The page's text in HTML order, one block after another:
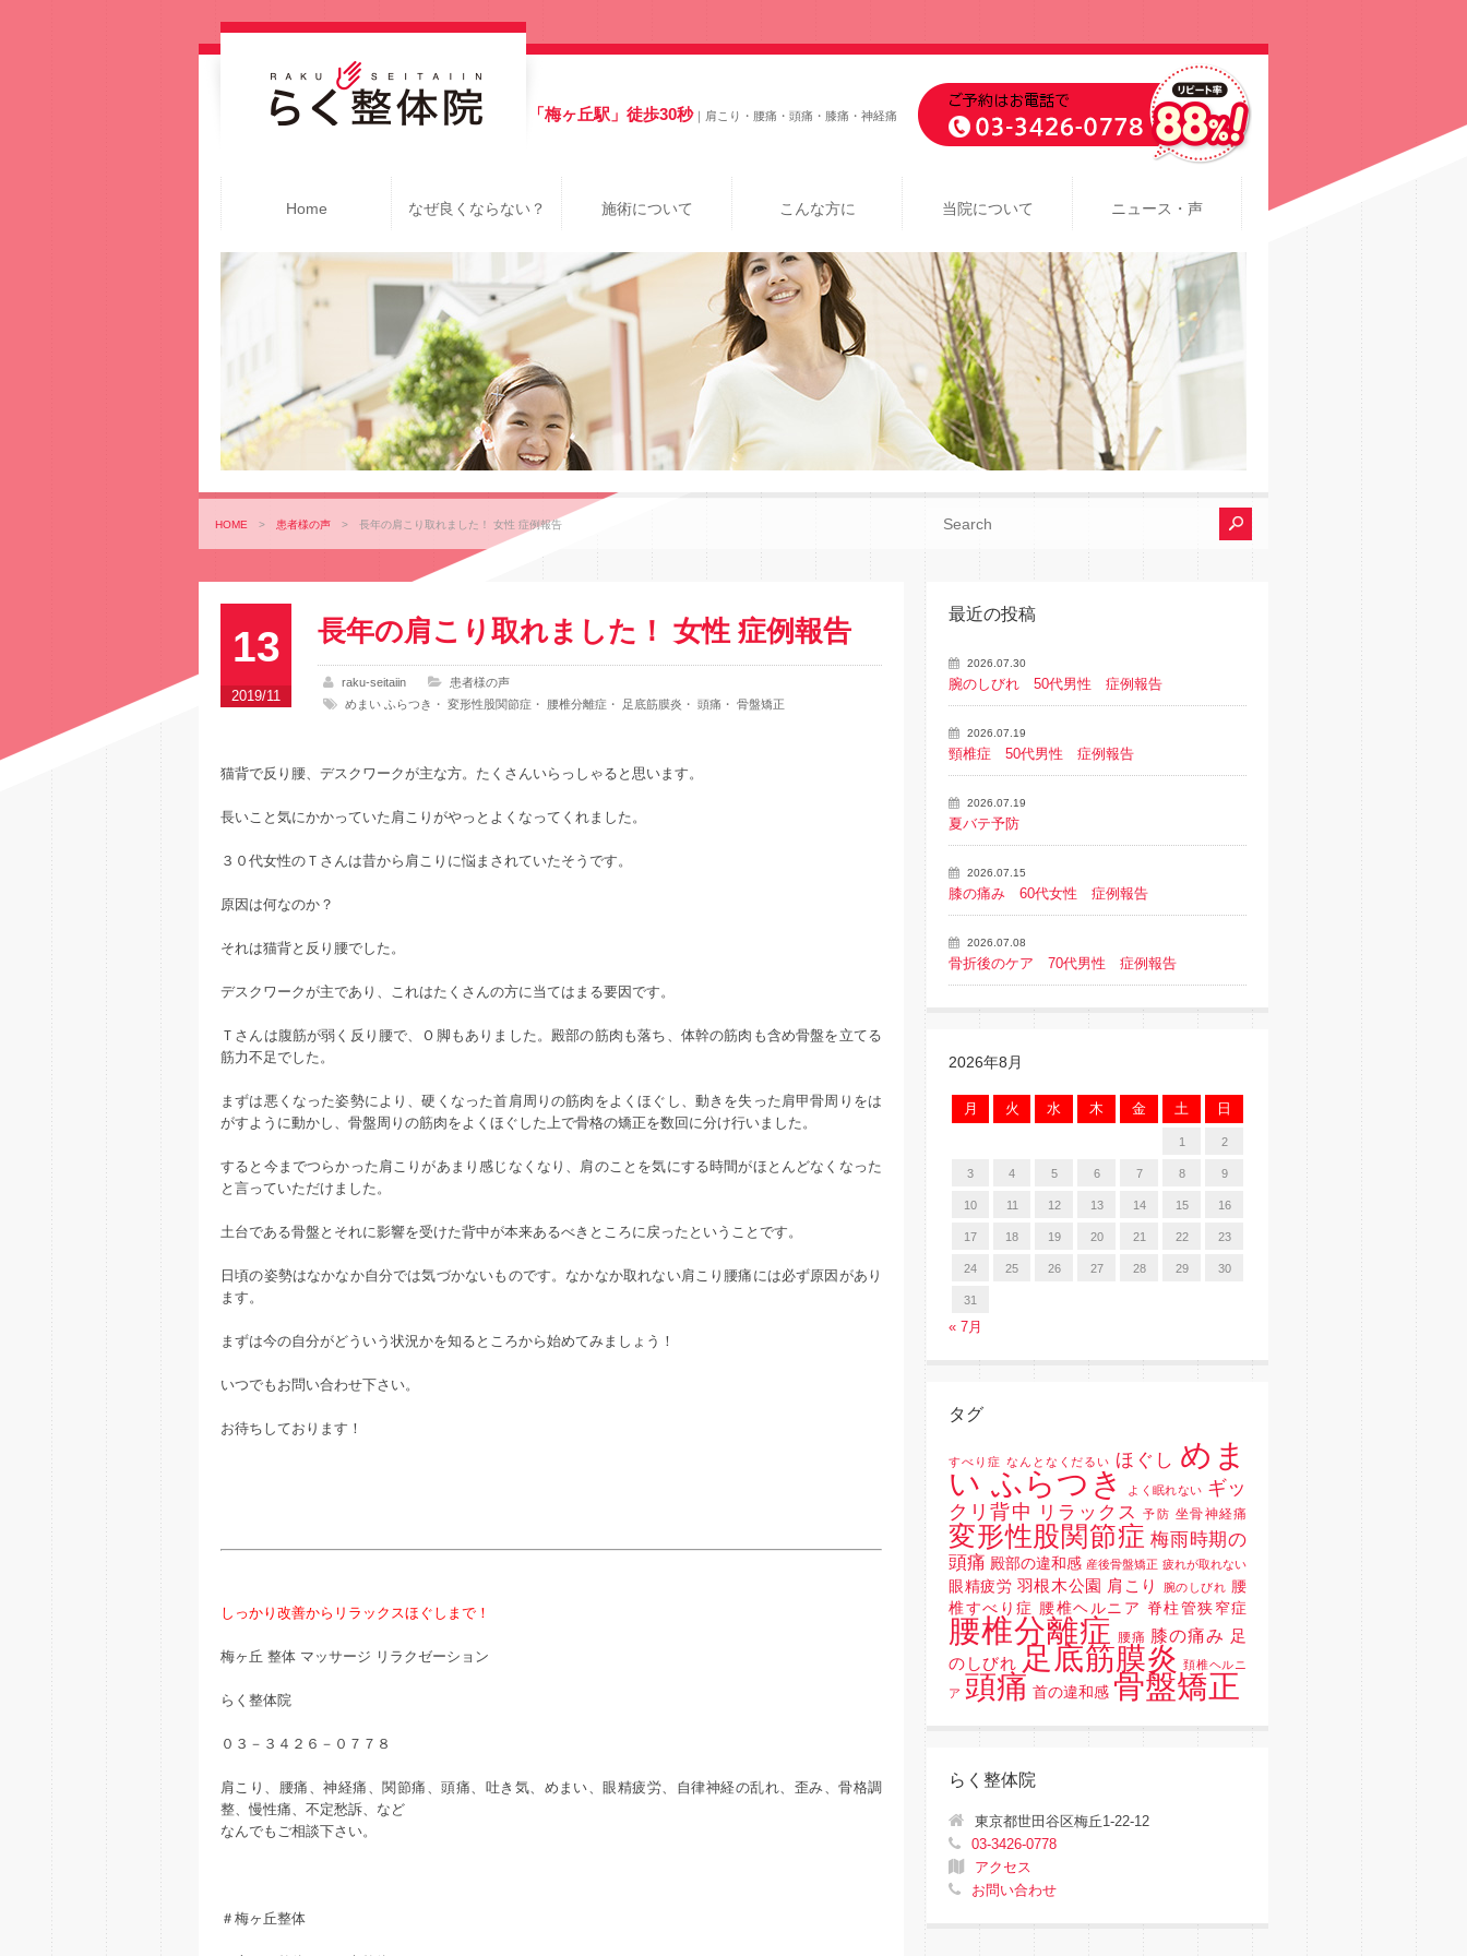
「梅ヶ丘駅」徒歩30秒｜肩こり・腰痛・頭痛・膝痛・神経痛
Home なぜ良くならない？ 施術について こんな方に 当院について ニュース・声
HOME > 患者様の声 > 長年の肩こり取れました！ 女性 症例報告
13
2019/11
長年の肩こり取れました！ 女性 症例報告
raku-seitaiin
患者様の声
めまい ふらつき ・ 変形性股関節症 ・ 腰椎分離症 ・ 足底筋膜炎 ・ 頭痛 ・ 骨盤矯正
猫背で反り腰、デスクワークが主な方。たくさんいらっしゃると思います。
長いこと気にかかっていた肩こりがやっとよくなってくれました。
３０代女性のＴさんは昔から肩こりに悩まされていたそうです。
原因は何なのか？
それは猫背と反り腰でした。
デスクワークが主であり、これはたくさんの方に当てはまる要因です。
Ｔさんは腹筋が弱く反り腰で、Ｏ脚もありました。殿部の筋肉も落ち、体幹の筋肉も含め骨盤を立てる
筋力不足でした。
まずは悪くなった姿勢により、硬くなった首肩周りの筋肉をよくほぐし、動きを失った肩甲骨周りをは
がすように動かし、骨盤周りの筋肉をよくほぐした上で骨格の矯正を数回に分け行いました。
すると今までつらかった肩こりがあまり感じなくなり、肩のことを気にする時間がほとんどなくなった
と言っていただけました。
土台である骨盤とそれに影響を受けた背中が本来あるべきところに戻ったということです。
日頃の姿勢はなかなか自分では気づかないものです。なかなか取れない肩こり腰痛には必ず原因があり
ます。
まずは今の自分がどういう状況かを知るところから始めてみましょう！
いつでもお問い合わせ下さい。
お待ちしております！
しっかり改善からリラックスほぐしまで！
梅ヶ丘 整体 マッサージ リラクゼーション
らく整体院
０３－３４２６－０７７８
肩こり、腰痛、神経痛、関節痛、頭痛、吐き気、めまい、眼精疲労、自律神経の乱れ、歪み、骨格調
整、慢性痛、不定愁訴、など
なんでもご相談下さい。
＃梅ヶ丘整体
最近の投稿
2026.07.30
腕のしびれ 50代男性 症例報告
2026.07.19
頸椎症 50代男性 症例報告
2026.07.19
夏バテ予防
2026.07.15
膝の痛み 60代女性 症例報告
2026.07.08
骨折後のケア 70代男性 症例報告
2026年8月
月 火 水 木 金 土 日
1 2
3 4 5 6 7 8 9
10 11 12 13 14 15 16
17 18 19 20 21 22 23
24 25 26 27 28 29 30
31
« 7月
タグ
すべり症 なんとなくだるい ほぐし めま
い ふらつき
よく眠れない ギッ
クリ背中
リラックス 予防 坐骨神経痛
変形性股関節症 梅雨時期の
頭痛 殿部の違和感 産後骨盤矯正 疲れが取れない
眼精疲労 羽根木公園 肩こり 腕のしびれ 腰
椎すべり症 腰椎ヘルニア 脊柱管狭窄症
腰椎分離症 腰痛 膝の痛み 足
のしびれ 足底筋膜炎 頚椎ヘルニ
ア 頭痛 首の違和感 骨盤矯正
らく整体院
東京都世田谷区梅丘1-22-12
03-3426-0778
アクセス
お問い合わせ